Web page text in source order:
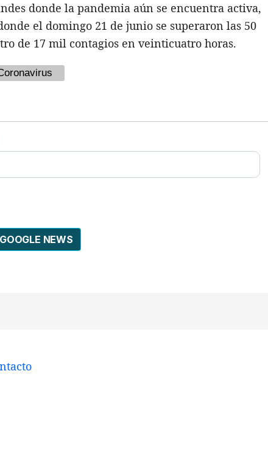
donde la pandemia aún se encuentra activa,
el domingo 21 de junio se superaron las 50
de 17 mil contagios en veinticuatro horas.
NEWS